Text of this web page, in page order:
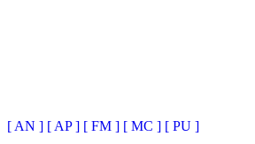
[ AN ] [ AP ] [ FM ] [ MC ] [ PU ]